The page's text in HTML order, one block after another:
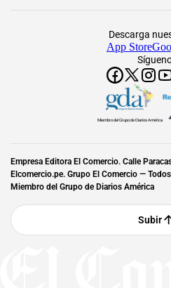
Descarga
App Store
Miembro del Grupo de Diarios América
Empresa Editora El Comercio. Calle
Elcomercio.pe. Grupo El Comercio —
Miembro del Grupo de Diarios América
Subir